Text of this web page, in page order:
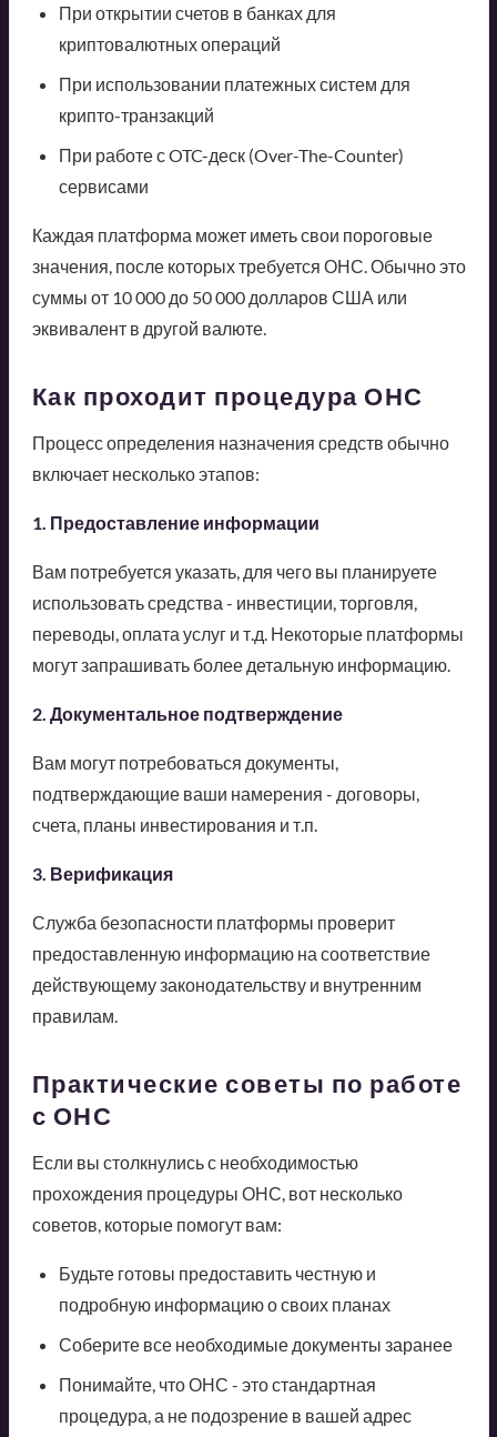
При открытии счетов в банках для
криптовалютных операций
При использовании платежных систем для
крипто-транзакций
При работе с OTC-деск (Over-The-Counter)
сервисами
Каждая платформа может иметь свои пороговые
значения, после которых требуется ОНС. Обычно это
суммы от 10 000 до 50 000 долларов США или
эквивалент в другой валюте.
Как проходит процедура ОНС
Процесс определения назначения средств обычно
включает несколько этапов:
1. Предоставление информации
Вам потребуется указать, для чего вы планируете
использовать средства - инвестиции, торговля,
переводы, оплата услуг и т.д. Некоторые платформы
могут запрашивать более детальную информацию.
2. Документальное подтверждение
Вам могут потребоваться документы,
подтверждающие ваши намерения - договоры,
счета, планы инвестирования и т.п.
3. Верификация
Служба безопасности платформы проверит
предоставленную информацию на соответствие
действующему законодательству и внутренним
правилам.
Практические советы по работе
с ОНС
Если вы столкнулись с необходимостью
прохождения процедуры ОНС, вот несколько
советов, которые помогут вам:
Будьте готовы предоставить честную и
подробную информацию о своих планах
Соберите все необходимые документы заранее
Понимайте, что ОНС - это стандартная
процедура, а не подозрение в вашей адрес